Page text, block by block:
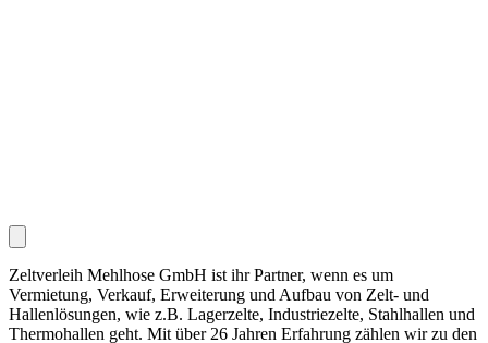
Zeltverleih Mehlhose GmbH ist ihr Partner, wenn es um
Vermietung, Verkauf, Erweiterung und Aufbau von Zelt- und
Hallenlösungen, wie z.B. Lagerzelte, Industriezelte, Stahlhallen und
Thermohallen geht. Mit über 26 Jahren Erfahrung zählen wir zu den